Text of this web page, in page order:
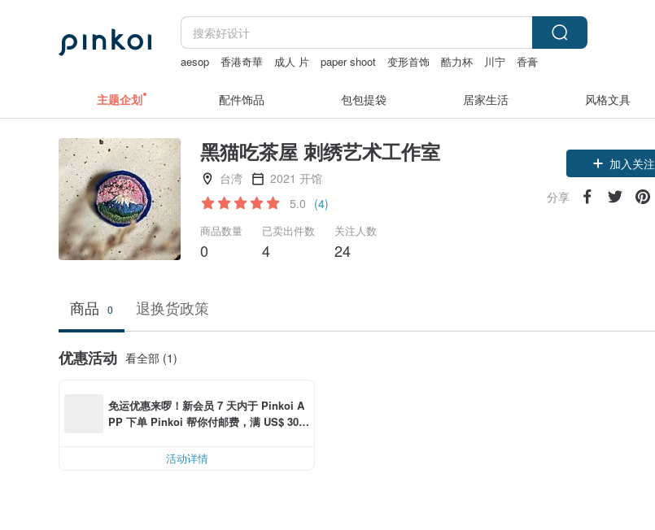
aesop 香港奇華 成人 片 paper shoot 变形首饰 酷力杯 川宁 香膏
主题企划 配件饰品 包包提袋 居家生活 风格文具
黑猫吃茶屋 刺绣艺术工作室
台湾
2021 开馆
5.0 (4)
商品数量
0
已卖出件数
4
关注人数
24
加入关注
分享
商品 0 退换货政策
优惠活动 看全部 (1)
免运优惠来啰！新会员 7 天内于 Pinkoi A
PP 下单 Pinkoi 帮你付邮费，满 US$ 30.0
活动详情